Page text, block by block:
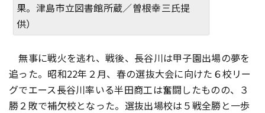
果。津島市立図書館所蔵／曽根幸三氏提
供）
無事に戦火を逃れ、戦後、長谷川は甲子園出場の夢を
追った。昭和22年２月、春の選抜大会に向けた６校リー
グでエース長谷川率いる半田商工は奮闘したものの、３
勝２敗で補欠校となった。選抜出場校は５戦全勝と一歩